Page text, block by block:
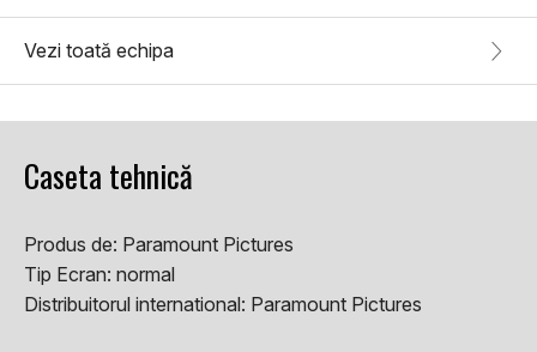
Vezi toată echipa
Caseta tehnică
Produs de: Paramount Pictures
Tip Ecran: normal
Distribuitorul international: Paramount Pictures